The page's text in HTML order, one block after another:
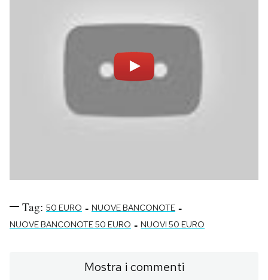
Tag: 50 EURO - NUOVE BANCONOTE -
NUOVE BANCONOTE 50 EURO - NUOVI 50 EURO
Mostra i commenti